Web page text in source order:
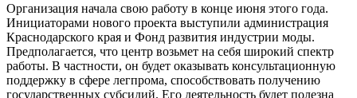
Организация начала свою работу в конце июня этого года.
Инициаторами нового проекта выступили администрация
Краснодарского края и Фонд развития индустрии моды.
Предполагается, что центр возьмет на себя широкий спектр
работы. В частности, он будет оказывать консультационную
поддержку в сфере легпрома, способствовать получению
государственных субсидий. Его деятельность будет полезна